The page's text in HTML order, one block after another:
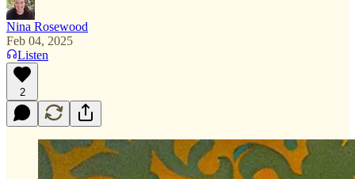
Nina Rosewood
Feb 04, 2025
Listen
2